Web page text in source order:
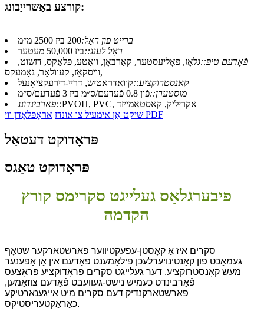
קורצע באַשרייַבונג:
ברייט פון ראָל:200 ביז 2500 מ״מ
ראָל לענג::ביז 50,000 מעטער
פֿאָדעם טיפּ::גלאָז, פּאָליעסטער, קאַרבאָן, וואַטע, פלאַקס, דזשוט,
וויסקאָז, קעוולאַר, נאָמעקס,
קאנסטרוקציע::קוואַדראַטיש, דריי-דירעקציאָנעל
מוסטערן::פֿון 0.8 פֿעדעם/ס״מ ביז 3 פֿעדעם/ס״מ
פֿאַרבינדונג::
PVOH, PVC, אַקריליק, קאַסטאַמייזד
שיקט אַן אימעיל צו אונדז אראָפּלאָדן ווי PDF
פּראָדוקט דעטאַל
פּראָדוקט טאַגס
פיבערגלאַס געלייגט סקרימס קורץ
הקדמה
סקרים איז אַ קאָסטן-עפעקטיווער פארשטארקער שטאָף
געמאַכט פון קאָנטינויִערלעכן פֿילאַמענט פֿאָדעם אין אַן אָפֿענער
מעש קאָנסטרוקציע. דער געלייגט סקרים פּראָדוקציע פּראָצעס
פֿאַרבינדט כעמיש נישט-געוועבט פֿאָדעם צוזאַמען,
פֿאַרשטאַרקנדיק דעם סקרים מיט אייגענאַרטיקע
כאַראַקטעריסטיקס.